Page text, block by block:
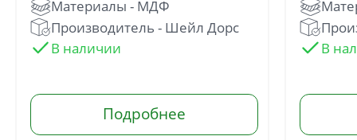
Производитель - Шейл Дорс